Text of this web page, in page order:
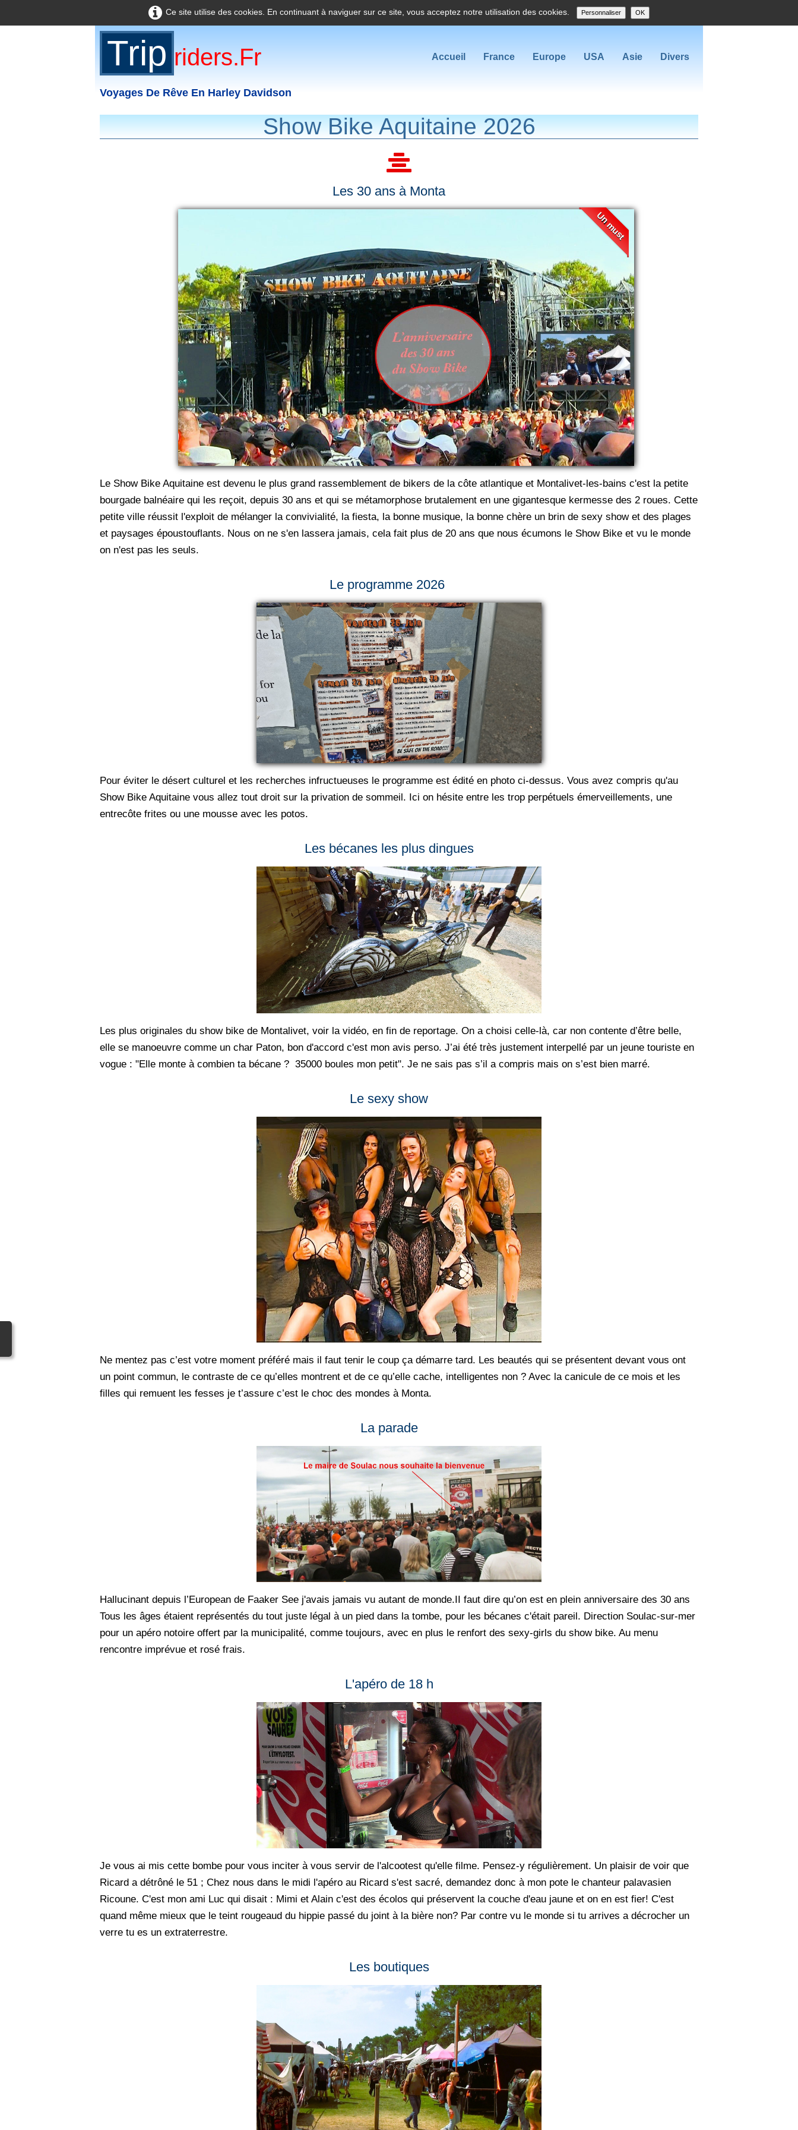
Ce site utilise des cookies. En continuant à naviguer sur ce site, vous acceptez notre utilisation des cookies. Personnaliser OK
Trip Riders.fr
Voyages De Rêve En Harley Davidson
Accueil France Europe USA Asie Divers
Show Bike Aquitaine 2026
Les 30 ans à Monta
Un must
Le Show Bike Aquitaine est devenu le plus grand rassemblement de bikers de la côte atlantique et Montalivet-les-bains c'est la petite
bourgade balnéaire qui les reçoit, depuis 30 ans et qui se métamorphose brutalement en une gigantesque kermesse des 2 roues. Cette
petite ville réussit l'exploit de mélanger la convivialité, la fiesta, la bonne musique, la bonne chère un brin de sexy show et des plages
et paysages époustouflants. Nous on ne s'en lassera jamais, cela fait plus de 20 ans que nous écumons le Show Bike et vu le monde
on n'est pas les seuls.
Le programme 2026
Pour éviter le désert culturel et les recherches infructueuses le programme est édité en photo ci-dessus. Vous avez compris qu'au
Show Bike Aquitaine vous allez tout droit sur la privation de sommeil. Ici on hésite entre les trop perpétuels émerveillements, une
entrecôte frites ou une mousse avec les potos.
Les bécanes les plus dingues
Les plus originales du show bike de Montalivet, voir la vidéo, en fin de reportage. On a choisi celle-là, car non contente d’être belle,
elle se manoeuvre comme un char Paton, bon d'accord c'est mon avis perso. J’ai été très justement interpellé par un jeune touriste en
vogue : "Elle monte à combien ta bécane ? 35000 boules mon petit". Je ne sais pas s’il a compris mais on s’est bien marré.
Le sexy show
Ne mentez pas c’est votre moment préféré mais il faut tenir le coup ça démarre tard. Les beautés qui se présentent devant vous ont
un point commun, le contraste de ce qu’elles montrent et de ce qu’elle cache, intelligentes non ? Avec la canicule de ce mois et les
filles qui remuent les fesses je t’assure c’est le choc des mondes à Monta.
La parade
Hallucinant depuis l’European de Faaker See j'avais jamais vu autant de monde.II faut dire qu’on est en plein anniversaire des 30 ans
Tous les âges étaient représentés du tout juste légal à un pied dans la tombe, pour les bécanes c'était pareil. Direction Soulac-sur-mer
pour un apéro notoire offert par la municipalité, comme toujours, avec en plus le renfort des sexy-girls du show bike. Au menu
rencontre imprévue et rosé frais.
L'apéro de 18 h
Je vous ai mis cette bombe pour vous inciter à vous servir de l'alcootest qu'elle filme. Pensez-y régulièrement. Un plaisir de voir que
Ricard a détrôné le 51 ; Chez nous dans le midi l'apéro au Ricard s'est sacré, demandez donc à mon pote le chanteur palavasien
Ricoune. C'est mon ami Luc qui disait : Mimi et Alain c'est des écolos qui préservent la couche d'eau jaune et on en est fier! C'est
quand même mieux que le teint rougeaud du hippie passé du joint à la bière non? Par contre vu le monde si tu arrives a décrocher un
verre tu es un extraterrestre.
Les boutiques